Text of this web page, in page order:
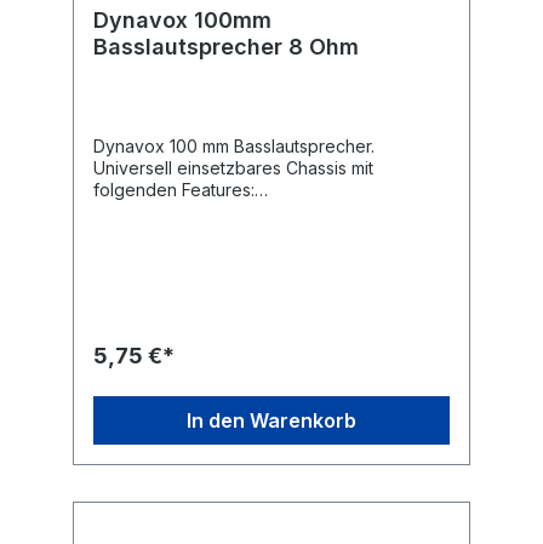
Dynavox 100mm
Basslautsprecher 8 Ohm
Dynavox 100 mm Basslautsprecher.
Universell einsetzbares Chassis mit
folgenden Features:
mm) Einbautiefe: ca. 44 mm
5,75 €*
In den Warenkorb